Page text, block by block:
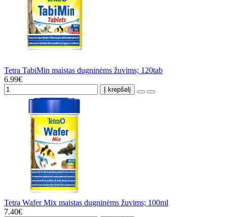
Tetra TabiMin maistas dugninėms žuvims; 120tab
6.99€
Į krepšelį
Tetra Wafer Mix maistas dugninėms žuvims; 100ml
7.40€